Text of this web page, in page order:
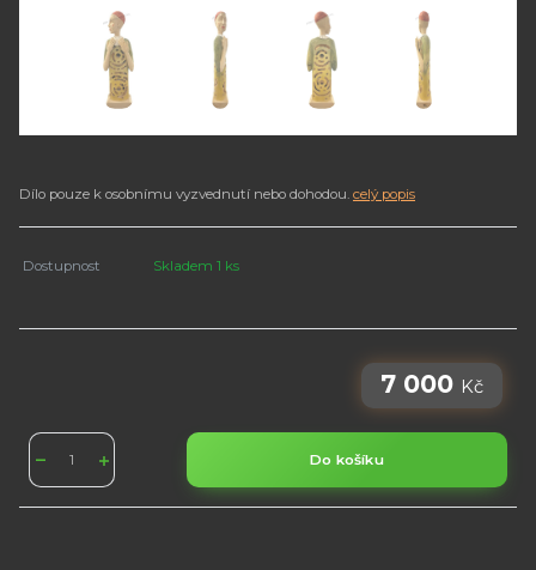
Dílo pouze k osobnímu vyzvednutí nebo dohodou. celý popis
Dostupnost Skladem 1 ks
7 000 Kč
Do košíku